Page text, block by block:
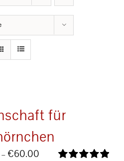
für
–€60.00Preisspanne: